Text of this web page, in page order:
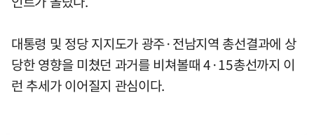
대통령 및 정당 지지도가 광주·전남지역 총선결과에 상
당한 영향을 미쳤던 과거를 비쳐볼때 4·15총선까지 이
런 추세가 이어질지 관심이다.